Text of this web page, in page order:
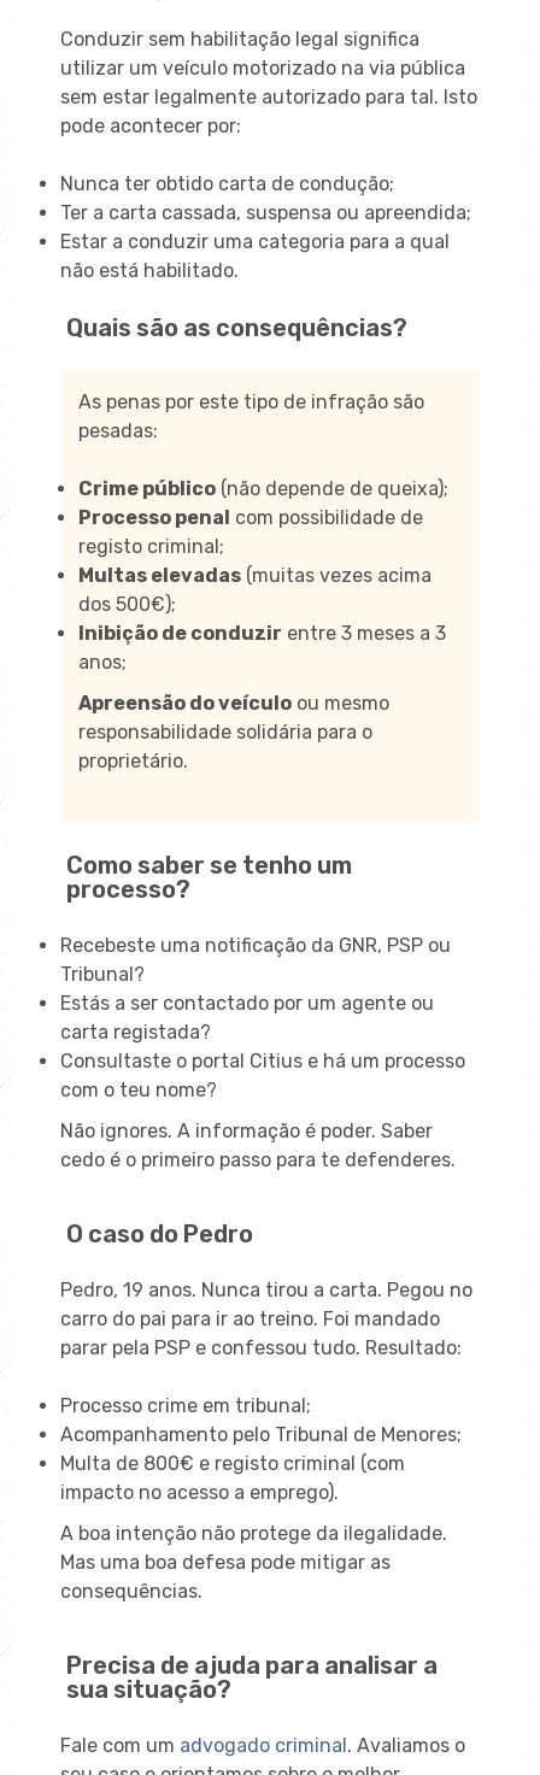
Conduzir sem habilitação legal significa
utilizar um veículo motorizado na via pública
sem estar legalmente autorizado para tal. Isto
pode acontecer por:
Nunca ter obtido carta de condução;
Ter a carta cassada, suspensa ou apreendida;
Estar a conduzir uma categoria para a qual
não está habilitado.
Quais são as consequências?
As penas por este tipo de infração são
pesadas:
Crime público (não depende de queixa);
Processo penal com possibilidade de
registo criminal;
Multas elevadas (muitas vezes acima
dos 500€);
Inibição de conduzir entre 3 meses a 3
anos;
Apreensão do veículo ou mesmo
responsabilidade solidária para o
proprietário.
Como saber se tenho um
processo?
Recebeste uma notificação da GNR, PSP ou
Tribunal?
Estás a ser contactado por um agente ou
carta registada?
Consultaste o portal Citius e há um processo
com o teu nome?
Não ignores. A informação é poder. Saber
cedo é o primeiro passo para te defenderes.
O caso do Pedro
Pedro, 19 anos. Nunca tirou a carta. Pegou no
carro do pai para ir ao treino. Foi mandado
parar pela PSP e confessou tudo. Resultado:
Processo crime em tribunal;
Acompanhamento pelo Tribunal de Menores;
Multa de 800€ e registo criminal (com
impacto no acesso a emprego).
A boa intenção não protege da ilegalidade.
Mas uma boa defesa pode mitigar as
consequências.
Precisa de ajuda para analisar a
sua situação?
Fale com um advogado criminal. Avaliamos o